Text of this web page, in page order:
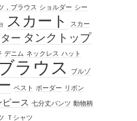
，ブラウス ショルダー シー
スカート スカー
ー タンクトップ
デニム ネックレス ハット
ラウス ブルゾ
ベスト ボーダー リボン
ピース 七分丈パンツ 動物柄
Ｔシャツ